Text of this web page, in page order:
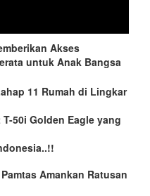
Akses
untuk Anak Bangsa
11 Rumah di Lingkar
50i Golden Eagle yang
Amankan Ratusan